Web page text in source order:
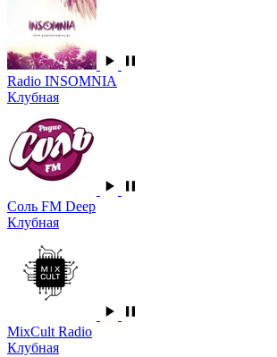
Radio INSOMNIA
Клубная
Соль FM Deep
Клубная
MixCult Radio
Клубная